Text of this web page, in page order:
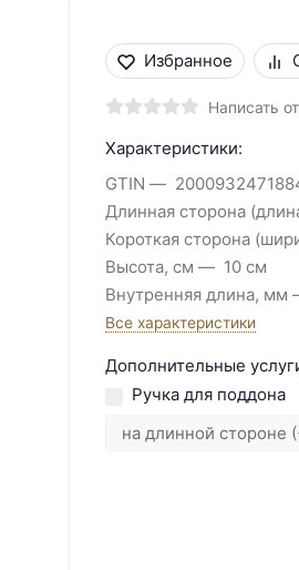
Избранное
Написать
Характеристики:
GTIN
Длинная сторона
Короткая сторона
Высота, см
10 см
Внутренняя длина, мм
Все характеристики
Дополнительные
Ручка для поддона